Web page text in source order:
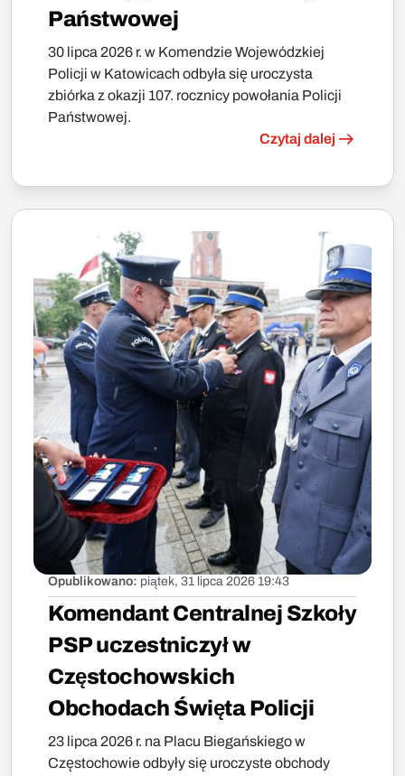
Państwowej
30 lipca 2026 r. w Komendzie Wojewódzkiej
Policji w Katowicach odbyła się uroczysta
zbiórka z okazji 107. rocznicy powołania Policji
Państwowej.
Czytaj dalej
Opublikowano: piątek, 31 lipca 2026 19:43
Komendant Centralnej Szkoły
PSP uczestniczył w
Częstochowskich
Obchodach Święta Policji
23 lipca 2026 r. na Placu Biegańskiego w
Częstochowie odbyły się uroczyste obchody